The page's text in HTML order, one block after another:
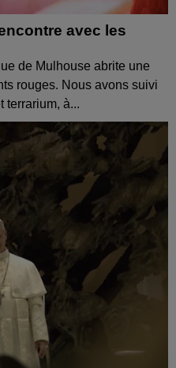
avec les
de Mulhouse abrite une
rouges. Nous avons suivi
terrarium, à...